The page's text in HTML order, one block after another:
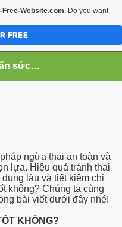
Thông tin tư vấn sức khỏe
ngừa thai an toàn và
lựa. Hiệu quả tránh thai
lâu và tiết kiệm chi
không? Chúng ta cùng
bài viết dưới đây nhé!
KHÔNG?
Free-Website.com. Do you want
FREE